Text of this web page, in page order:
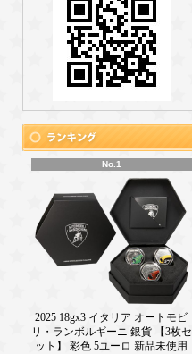
No.1
2025 18gx3 イタリア オートモビ
リ・ランボルギーニ 銀貨 【3枚セ
ット】 彩色 5ユーロ 新品未使用